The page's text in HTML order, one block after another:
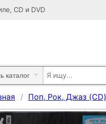
CD и DVD
Поп, Рок, Джаз (CD)